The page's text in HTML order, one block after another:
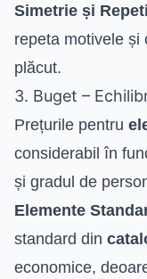
Simetrie și
repeta motivele și
plăcut.
3. Buget –
Prețurile pentru
considerabil în
și gradul de
Elemente
standard din
economice,